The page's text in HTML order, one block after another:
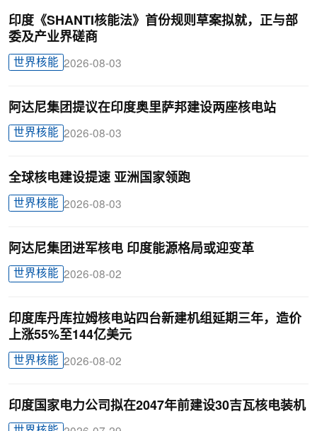
印度《SHANTI核能法》首份规则草案拟就，正与部
委及产业界磋商
世界核能 2026-08-03
阿达尼集团提议在印度奥里萨邦建设两座核电站
世界核能 2026-08-03
全球核电建设提速 亚洲国家领跑
世界核能 2026-08-03
阿达尼集团进军核电 印度能源格局或迎变革
世界核能 2026-08-02
印度库丹库拉姆核电站四台新建机组延期三年，造价
上涨55%至144亿美元
世界核能 2026-08-02
印度国家电力公司拟在2047年前建设30吉瓦核电装机